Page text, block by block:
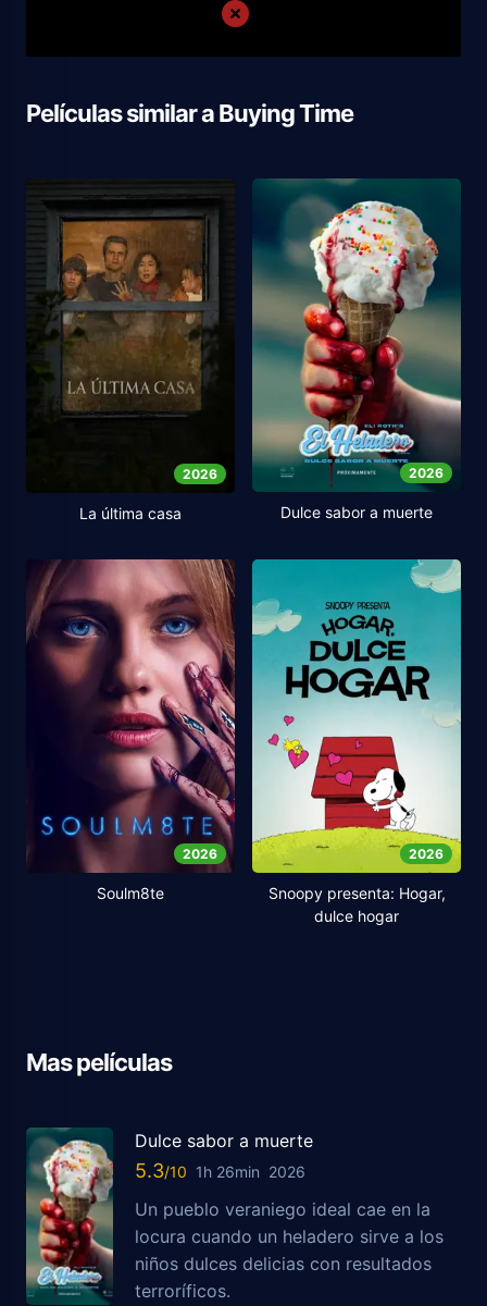
Películas similar aBuying Time
2026
La última casa
2026
Dulce sabor a muerte
2026
Soulm8te
2026
Snoopy presenta: Hogar,
dulce hogar
Mas películas
Dulce sabor a muerte
5.3 1h 26min 2026
Un pueblo veraniego ideal cae en la
locura cuando un heladero sirve a los
niños dulces delicias con resultados
terroríficos.